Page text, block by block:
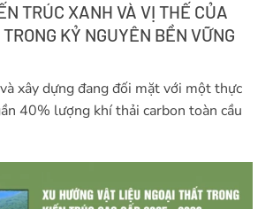
TRÚC XANH VÀ VỊ THẾ CỦA
KỶ NGUYÊN BỀN VỮNG
xây dựng đang đối mặt với một thực
40% lượng khí thải carbon toàn cầu